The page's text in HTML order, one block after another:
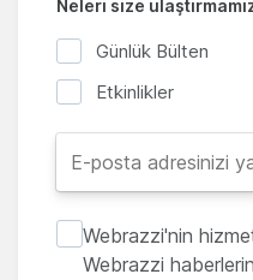
Neleri size
Günlük Bülten
Etkinlikler
Webrazzi'nin
Webrazzi